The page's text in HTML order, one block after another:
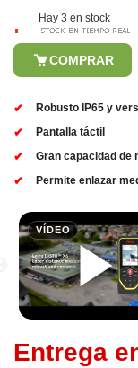
Hay 3 en stock
COMPRAR
Robusto IP65 y
Pantalla táctil
Gran capacidad de
Permite enlazar
Entrega